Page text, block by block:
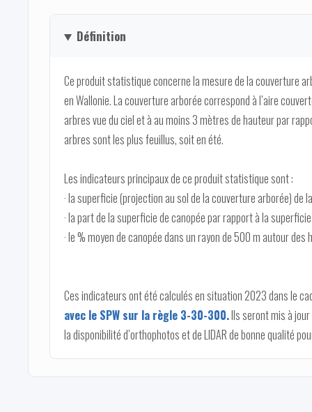
Définition
Ce produit statistique concerne la mesure de la couverture
en Wallonie. La couverture arborée correspond à l’aire
arbres vue du ciel et à au moins 3 mètres de hauteur par
arbres sont les plus feuillus, soit en été.
Les indicateurs principaux de ce produit statistique sont :
· la superficie (projection au sol de la couverture arborée) de
· la part de la superficie de canopée par rapport à la
· le % moyen de canopée dans un rayon de 500 m autour
Ces indicateurs ont été calculés en situation 2023 dans le
avec le SPW sur la règle 3-30-300.Ils seront mis à
la disponibilité d’orthophotos et de LIDAR de bonne qualité